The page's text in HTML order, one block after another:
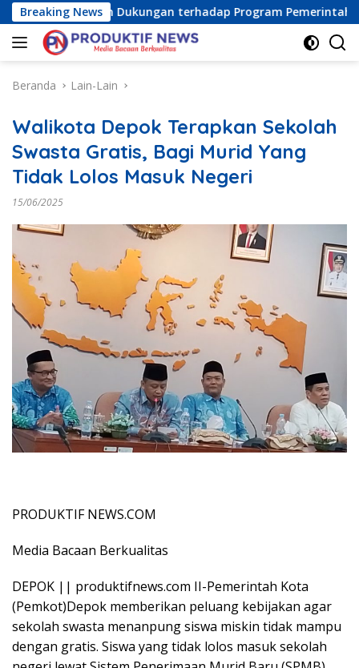
Langsung
ke
konten
Breaking News
Dukungan terhadap Program Pemerintah Pusat dan
Beranda Lain-Lain
Walikota Depok Terapkan Sekolah
Swasta Gratis, Bagi Murid Yang
Tidak Lolos Masuk Negeri
15/06/2025
PRODUKTIF NEWS.COM
Media Bacaan Berkualitas
DEPOK || produktifnews.com II-Pemerintah Kota
(Pemkot)Depok memberikan peluang kebijakan agar
sekolah swasta menanpung siswa miskin tidak mampu
dengan gratis. Siswa yang tidak lolos masuk sekolah